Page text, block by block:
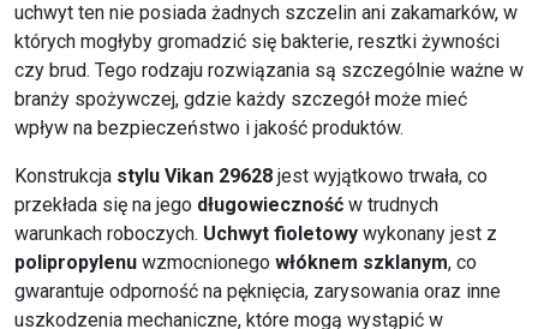
uchwyt ten nie posiada żadnych szczelin ani zakamarków, w
których mogłyby gromadzić się bakterie, resztki żywności
czy brud. Tego rodzaju rozwiązania są szczególnie ważne w
branży spożywczej, gdzie każdy szczegół może mieć
wpływ na bezpieczeństwo i jakość produktów.
Konstrukcja stylu Vikan 29628 jest wyjątkowo trwała, co
przekłada się na jego długowieczność w trudnych
warunkach roboczych. Uchwyt fioletowy wykonany jest z
polipropylenu wzmocnionego włóknem szklanym, co
gwarantuje odporność na pęknięcia, zarysowania oraz inne
uszkodzenia mechaniczne, które mogą wystąpić w